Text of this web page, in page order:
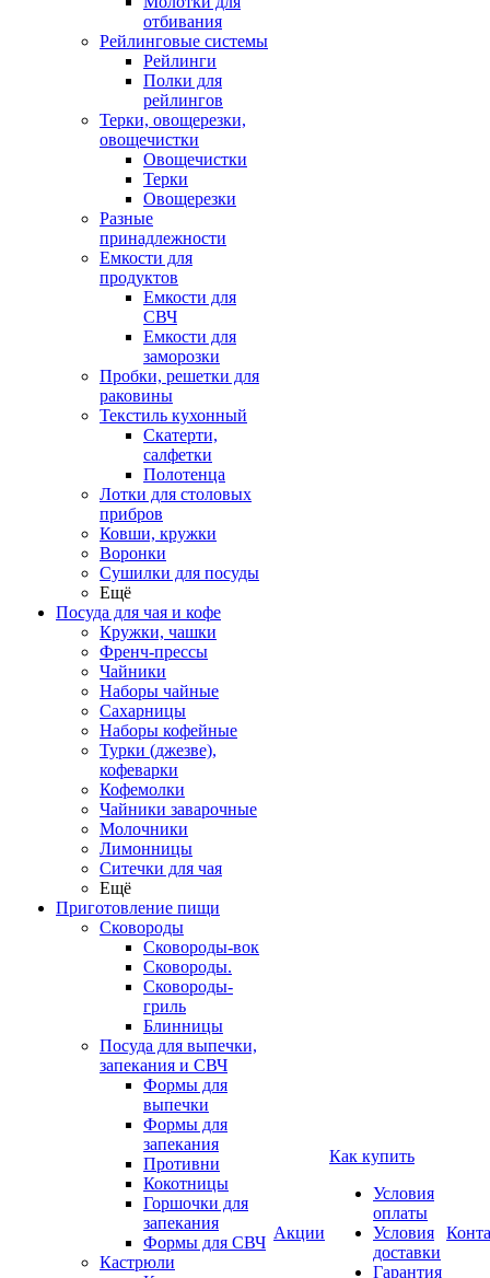
отбивания
Рейлинговые системы
Рейлинги
Полки для
рейлингов
Терки, овощерезки,
овощечистки
Овощечистки
Терки
Овощерезки
Разные
принадлежности
Емкости для
продуктов
Емкости для
СВЧ
Емкости для
заморозки
Пробки, решетки для
раковины
Текстиль кухонный
Скатерти,
салфетки
Полотенца
Лотки для столовых
прибров
Ковши, кружки
Воронки
Сушилки для посуды
Ещё
Посуда для чая и кофе
Кружки, чашки
Френч-прессы
Чайники
Наборы чайные
Сахарницы
Наборы кофейные
Турки (джезве),
кофеварки
Кофемолки
Чайники заварочные
Молочники
Лимонницы
Ситечки для чая
Ещё
Приготовление пищи
Сковороды
Сковороды-вок
Сковороды.
Сковороды-
гриль
Блинницы
Посуда для выпечки,
запекания и СВЧ
Формы для
выпечки
Формы для
запекания
Противни
Кокотницы
Горшочки для
запекания
Формы для СВЧ
Кастрюли
Акции
Как купить
Условия
оплаты
Условия
доставки
Гарантия